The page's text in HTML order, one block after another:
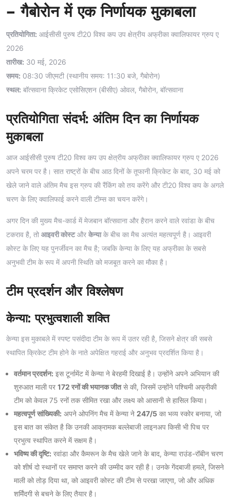
– गैबोरोन में एक निर्णायक मुकाबला
प्रतियोगिता: आईसीसी पुरुष टी20 विश्व कप उप क्षेत्रीय अफ्रीका क्वालिफायर ग्रुप ए
2026
तारीख: 30 मई, 2026
समय: 08:30 जीएमटी (स्थानीय समय: 11:30 बजे, गैबोरोन)
स्थल: बॉत्सवाना क्रिकेट एसोसिएशन (बीसीए) ओवल, गैबोरोन, बॉत्सवाना
प्रतियोगिता संदर्भ: अंतिम दिन का निर्णायक
मुकाबला
आज आईसीसी पुरुष टी20 विश्व कप उप क्षेत्रीय अफ्रीका क्वालिफायर ग्रुप ए 2026
अपने चरम पर है। सात राष्ट्रों के बीच आठ दिनों के तूफानी क्रिकेट के बाद, 30 मई को
खेले जाने वाले अंतिम मैच इस ग्रुप की रैंकिंग को तय करेंगे और टी20 विश्व कप के अगले
चरण के लिए क्वालिफाई करने वाली टीम्स का चयन करेंगे।
अगर दिन की मुख्य मैच-कार्ड में मेजबान बॉत्सवाना और हैरान करने वाले रवांडा के बीच
टकराव है, तो आइवरी कोस्टऔर केन्याके बीच का मैच अत्यंत महत्वपूर्ण है। आइवरी
कोस्ट के लिए यह पुनर्जीवन का मैच है; जबकि केन्या के लिए यह अफ्रीका के सबसे
अनुभवी टीम के रूप में अपनी स्थिति को मजबूत करने का मौका है।
टीम प्रदर्शन और विश्लेषण
केन्या: प्रभुत्वशाली शक्ति
केन्या इस मुकाबले में स्पष्ट पसंदीदा टीम के रूप में उतर रही है, जिसने क्षेत्र की सबसे
स्थापित क्रिकेट टीम होने के नाते अपेक्षित गहराई और अनुभव प्रदर्शित किया है।
वर्तमान प्रदर्शन: इस टूर्नामेंट में केन्या ने बेरहमी दिखाई है। उन्होंने अपने अभियान की
शुरुआत माली पर 172 रनों की भयानक जीतसे की, जिसमें उन्होंने पश्चिमी अफ्रीकी
टीम को केवल 75 रनों तक सीमित रखा और लक्ष्य को आसानी से हासिल किया।
महत्वपूर्ण सांख्यिकी: अपने ओपनिंग मैच में केन्या ने 247/5 का भव्य स्कोर बनाया, जो
इस बात का संकेत है कि उनकी आक्रामक बल्लेबाजी लाइनअप किसी भी पिच पर
प्रभुत्व स्थापित करने में सक्षम है।
भविष्य की दृष्टि: रवांडा और कैमरून के मैच खेले जाने के बाद, केन्या राउंड-रॉबीन चरण
को शीर्ष दो स्थानों पर समाप्त करने की उम्मीद कर रही है। उनके गेंदबाजी हमले, जिसने
माली को तोड़ दिया था, को आइवरी कोस्ट की टीम से परखा जाएगा, जो और अधिक
शर्मिंदगी से बचने के लिए तैयार है।